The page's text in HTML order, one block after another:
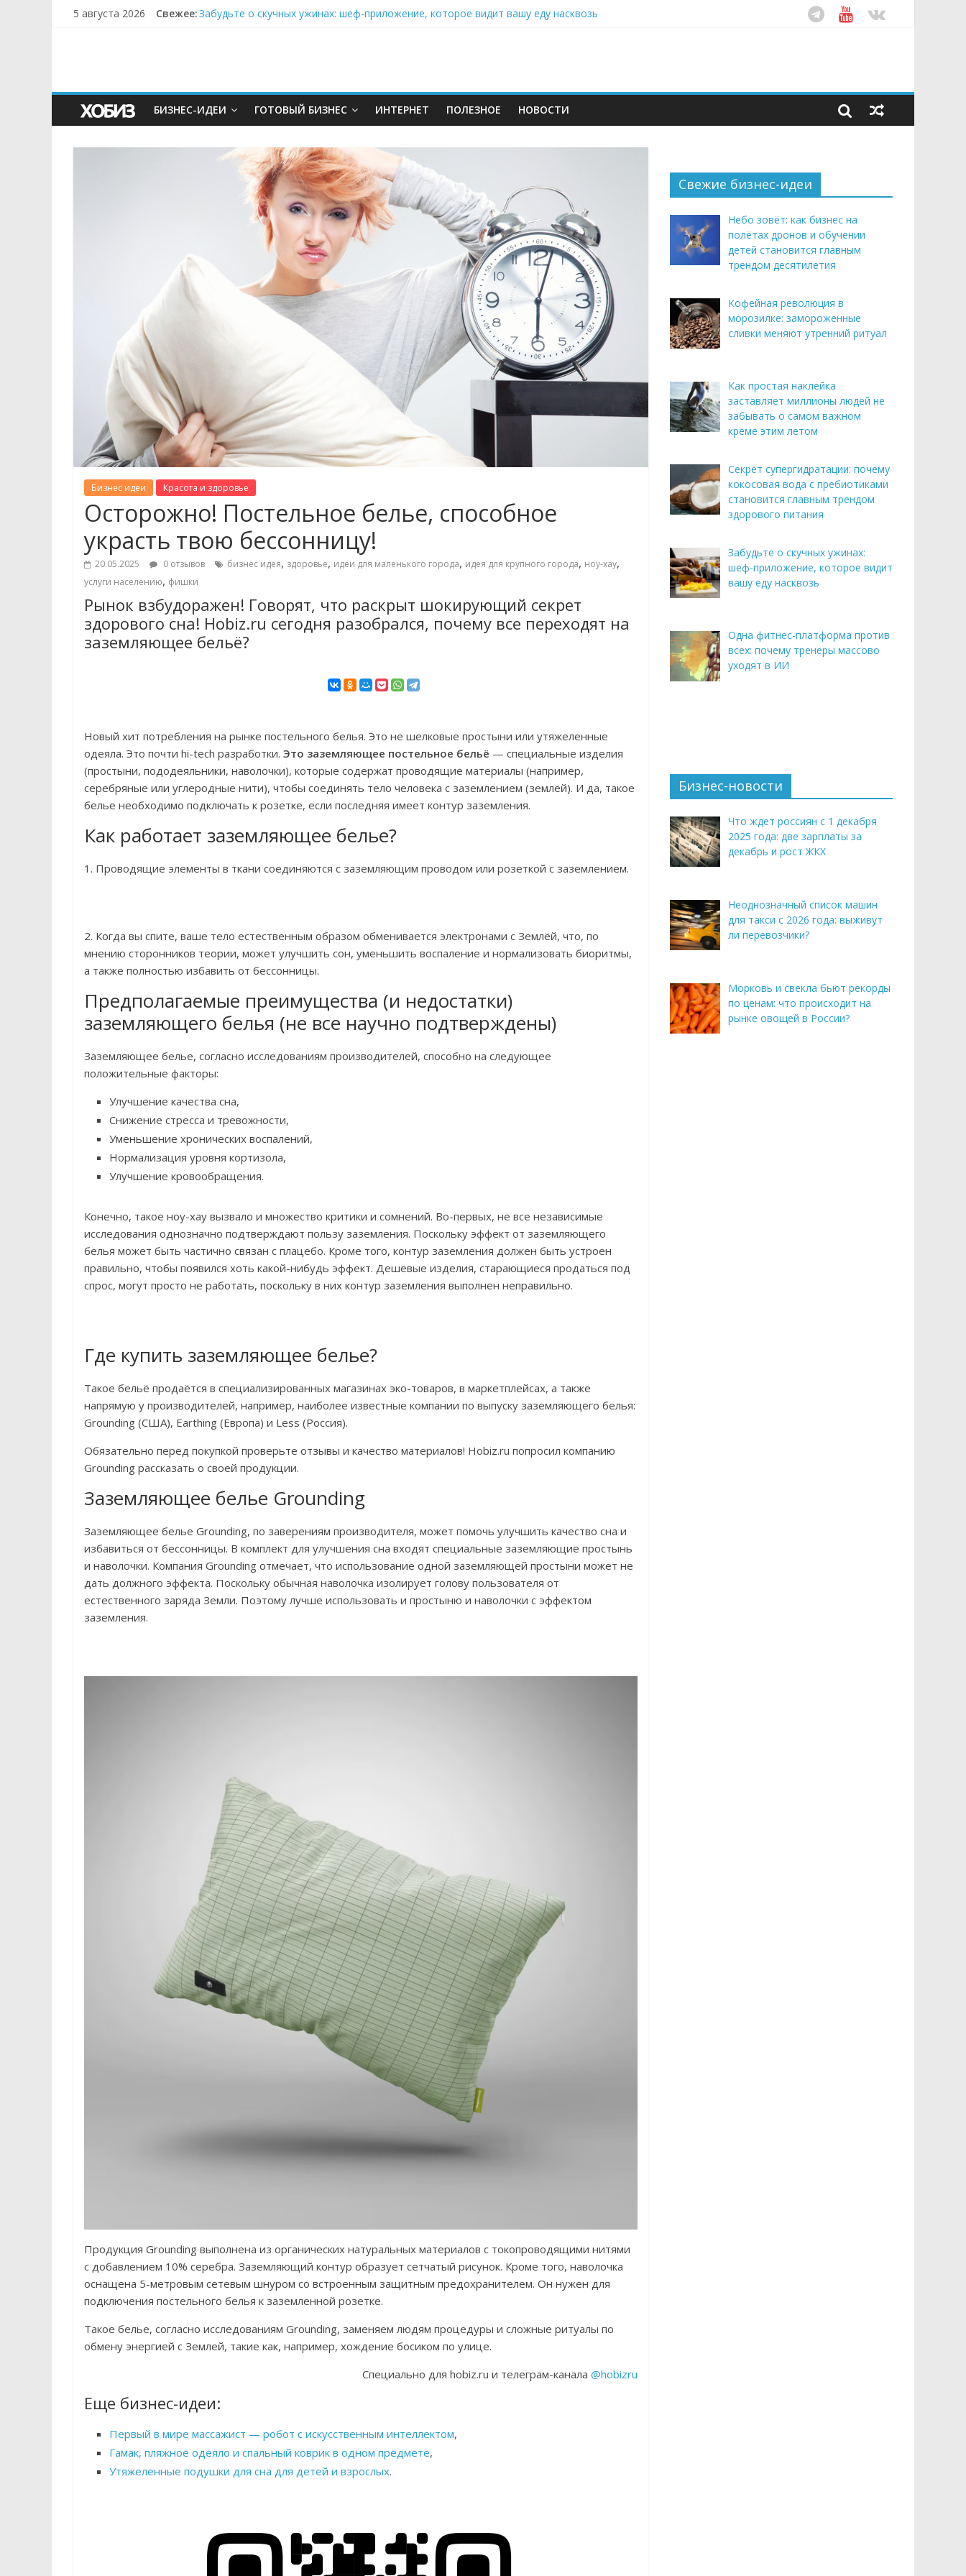
5 августа 2026 Свежее:Забудьте о скучных ужинах: шеф-приложение, которое видит вашу еду насквозь
БИЗНЕС-ИДЕИ ГОТОВЫЙ БИЗНЕС ИНТЕРНЕТ ПОЛЕЗНОЕ НОВОСТИ
Бизнес идеи Красота и здоровье
Осторожно! Постельное белье, способное
украсть твою бессонницу!
20.05.2025 0 отзывов бизнес идея, здоровье, идеи для маленького города, идея для крупного города, ноу-хау,
услуги населению, фишки
Рынок взбудоражен! Говорят, что раскрыт шокирующий секрет
здорового сна! Hobiz.ru сегодня разобрался, почему все переходят на
заземляющее бельё?
Новый хит потребления на рынке постельного белья. Это не шелковые простыни или утяжеленные
одеяла. Это почти hi-tech разработки. Это заземляющее постельное бельё — специальные изделия
(простыни, пододеяльники, наволочки), которые содержат проводящие материалы (например,
серебряные или углеродные нити), чтобы соединять тело человека с заземлением (землёй). И да, такое
белье необходимо подключать к розетке, если последняя имеет контур заземления.
Как работает заземляющее белье?
1. Проводящие элементы в ткани соединяются с заземляющим проводом или розеткой с заземлением.
2. Когда вы спите, ваше тело естественным образом обменивается электронами с Землёй, что, по
мнению сторонников теории, может улучшить сон, уменьшить воспаление и нормализовать биоритмы,
а также полностью избавить от бессонницы.
Предполагаемые преимущества (и недостатки)
заземляющего белья (не все научно подтверждены)
Заземляющее белье, согласно исследованиям производителей, способно на следующее
положительные факторы:
Улучшение качества сна,
Снижение стресса и тревожности,
Уменьшение хронических воспалений,
Нормализация уровня кортизола,
Улучшение кровообращения.
Конечно, такое ноу-хау вызвало и множество критики и сомнений. Во-первых, не все независимые
исследования однозначно подтверждают пользу заземления. Поскольку эффект от заземляющего
белья может быть частично связан с плацебо. Кроме того, контур заземления должен быть устроен
правильно, чтобы появился хоть какой-нибудь эффект. Дешевые изделия, старающиеся продаться под
спрос, могут просто не работать, поскольку в них контур заземления выполнен неправильно.
Где купить заземляющее белье?
Такое бельё продаётся в специализированных магазинах эко-товаров, в маркетплейсах, а также
напрямую у производителей, например, наиболее известные компании по выпуску заземляющего белья:
Grounding (США), Earthing (Европа) и Less (Россия).
Обязательно перед покупкой проверьте отзывы и качество материалов! Hobiz.ru попросил компанию
Grounding рассказать о своей продукции.
Заземляющее белье Grounding
Заземляющее белье Grounding, по заверениям производителя, может помочь улучшить качество сна и
избавиться от бессонницы. В комплект для улучшения сна входят специальные заземляющие простынь
и наволочки. Компания Grounding отмечает, что использование одной заземляющей простыни может не
дать должного эффекта. Поскольку обычная наволочка изолирует голову пользователя от
естественного заряда Земли. Поэтому лучше использовать и простыню и наволочки с эффектом
заземления.
Продукция Grounding выполнена из органических натуральных материалов с токопроводящими нитями
с добавлением 10% серебра. Заземляющий контур образует сетчатый рисунок. Кроме того, наволочка
оснащена 5-метровым сетевым шнуром со встроенным защитным предохранителем. Он нужен для
подключения постельного белья к заземленной розетке.
Такое белье, согласно исследованиям Grounding, заменяем людям процедуры и сложные ритуалы по
обмену энергией с Землей, такие как, например, хождение босиком по улице.
Специально для hobiz.ru и телеграм-канала @hobizru
Еще бизнес-идеи:
Первый в мире массажист — робот с искусственным интеллектом,
Гамак, пляжное одеяло и спальный коврик в одном предмете,
Утяжеленные подушки для сна для детей и взрослых.
Свежие бизнес-идеи
Небо зовёт: как бизнес на
полётах дронов и обучении
детей становится главным
трендом десятилетия
Кофейная революция в
морозилке: замороженные
сливки меняют утренний ритуал
Как простая наклейка
заставляет миллионы людей не
забывать о самом важном
креме этим летом
Секрет супергидратации: почему
кокосовая вода с пребиотиками
становится главным трендом
здорового питания
Забудьте о скучных ужинах:
шеф-приложение, которое видит
вашу еду насквозь
Одна фитнес-платформа против
всех: почему тренеры массово
уходят в ИИ
Бизнес-новости
Что ждет россиян с 1 декабря
2025 года: две зарплаты за
декабрь и рост ЖКХ
Неоднозначный список машин
для такси с 2026 года: выживут
ли перевозчики?
Морковь и свекла бьют рекорды
по ценам: что происходит на
рынке овощей в России?